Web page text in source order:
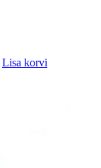
Lisa korvi